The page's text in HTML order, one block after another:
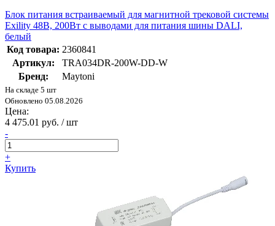
Блок питания встраиваемый для магнитной трековой системы
Exility 48В, 200Вт c выводами для питания шины DALI,
белый
Код товара: 2360841
Артикул:
TRA034DR-200W-DD-W
Бренд:
Maytoni
На складе 5 шт
Обновлено 05.08.2026
Цена:
4 475.01 руб. / шт
-
+
Купить